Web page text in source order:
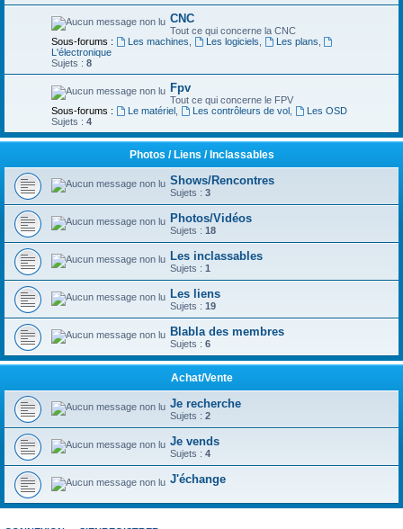
CNC
Tout ce qui concerne la CNC
Sous-forums :
Les machines Les logiciels Les plans
L'électronique
Sujets : 8
Fpv
Tout ce qui concerne le FPV
Sous-forums :
Le matériel, Les contrôleurs de vol,
Les OSD
Sujets : 4
Photos / Liens / Inclassables
Shows/Rencontres
Sujets : 3
Photos/Vidéos
Sujets : 18
Les inclassables
Sujets : 1
Les liens
Sujets : 19
Blabla des membres
Sujets : 6
Achat/Vente
Je recherche
Sujets : 2
Je vends
Sujets : 4
J'échange